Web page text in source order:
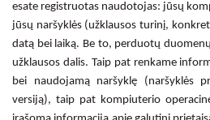
esate registruotas naudotojas: jūsų
jūsų naršyklės (užklausos turinį,
datą bei laiką. Be to, perduotų
užklausos dalis. Taip pat renkame
bei naudojamą naršyklę (naršyklės
versiją), taip pat kompiuterio